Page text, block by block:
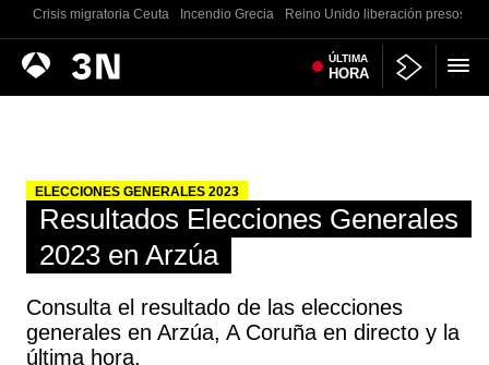
Crisis migratoria Ceuta Incendio Grecia Reino Unido liberación presos
Antena
3
Noticias ÚLTIMA
HORA
ELECCIONES GENERALES 2023
Resultados Elecciones Generales
2023 en Arzúa
Consulta el resultado de las elecciones
generales en Arzúa, A Coruña en directo y la
última hora.